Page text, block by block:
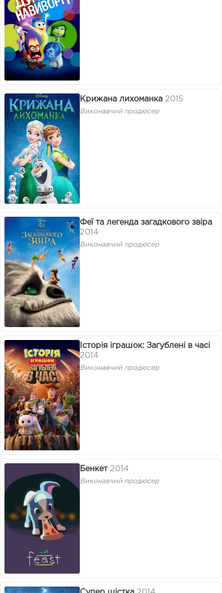
Крижана лихоманка 2015
Виконавчий продюсер
Феї та легенда загадкового звіра
2014
Виконавчий продюсер
Історія іграшок: Загублені в часі
2014
Виконавчий продюсер
Бенкет 2014
Виконавчий продюсер